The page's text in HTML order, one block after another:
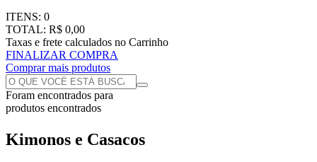
ITENS: 0
TOTAL: R$ 0,00
Taxas e frete calculados no Carrinho
FINALIZAR COMPRA
Comprar mais produtos
Foram encontrados para
produtos encontrados
Kimonos e Casacos